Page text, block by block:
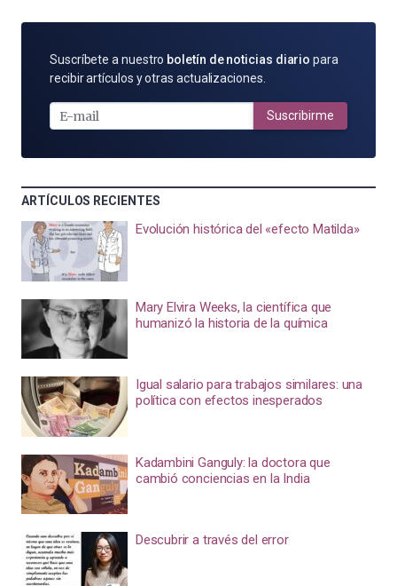
SUSCRÍBETE
POR
MAIL
Suscríbete a nuestro boletín de noticias diario para
recibir artículos y otras actualizaciones.
Suscribirme
ARTÍCULOS RECIENTES
Evolución histórica del «efecto Matilda»
Mary Elvira Weeks, la científica que
humanizó la historia de la química
Igual salario para trabajos similares: una
política con efectos inesperados
Kadambini Ganguly: la doctora que
cambió conciencias en la India
Descubrir a través del error